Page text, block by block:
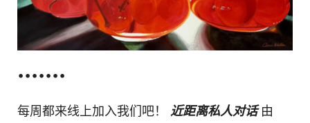
•••••••
每周都来线上加入我们吧！ 近距离私人对话由